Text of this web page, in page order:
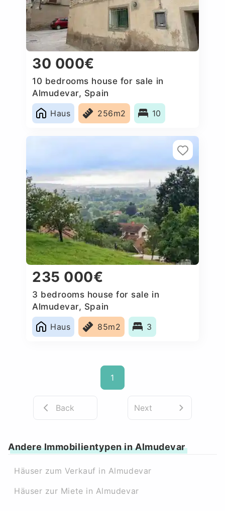
30 000€
10 bedrooms house for sale in
Almudevar, Spain
Haus
256m2 10
235 000€
3 bedrooms house for sale in
Almudevar, Spain
Haus
85m2 3
1
Back Next
Andere Immobilientypen in Almudevar
Häuser zum Verkauf in Almudevar
Häuser zur Miete in Almudevar